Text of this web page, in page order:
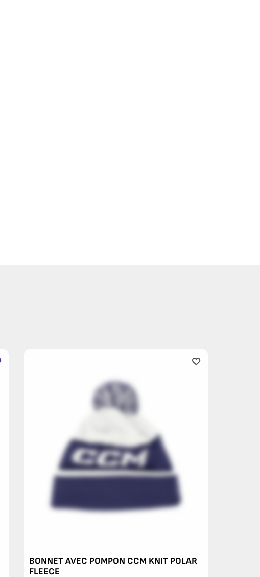
BONNET AVEC POMPON CCM KNIT POLAR
FLEECE